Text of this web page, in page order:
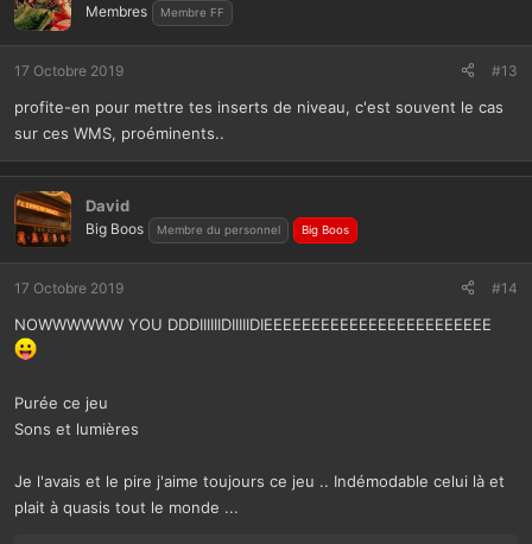
Membres Membre FF
17 Octobre 2019 #13
profite-en pour mettre tes inserts de niveau, c'est souvent le cas
sur ces WMS, proéminents..
David
Big Boos Membre du personnel Big Boos
17 Octobre 2019 #14
NOWWWWWW YOU DDDIIIIIIDIIIIIDIEEEEEEEEEEEEEEEEEEEEEEEE
Purée ce jeu
Sons et lumières
Je l'avais et le pire j'aime toujours ce jeu .. Indémodable celui là et
plait à quasis tout le monde ...